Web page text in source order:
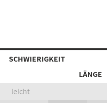
SCHWIERIGKEIT
LÄNGE
leicht